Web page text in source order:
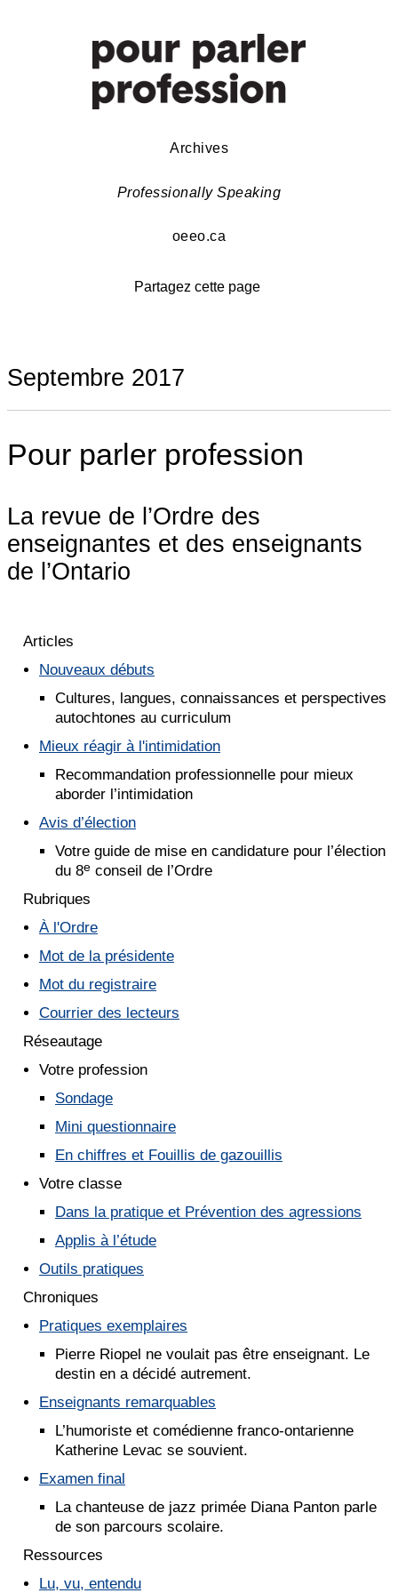
Archives
Professionally Speaking
oeeo.ca
Partagez cette page
Septembre 2017
Pour parler profession
La revue de l’Ordre des
enseignantes et des enseignants
de l’Ontario
Articles
Nouveaux débuts
Cultures, langues, connaissances et perspectives
autochtones au curriculum
Mieux réagir à l'intimidation
Recommandation professionnelle pour mieux
aborder l’intimidation
Avis d’élection
Votre guide de mise en candidature pour l’élection
du 8e conseil de l’Ordre
Rubriques
À l'Ordre
Mot de la présidente
Mot du registraire
Courrier des lecteurs
Réseautage
Votre profession
Sondage
Mini questionnaire
En chiffres et Fouillis de gazouillis
Votre classe
Dans la pratique et Prévention des agressions
Applis à l’étude
Outils pratiques
Chroniques
Pratiques exemplaires
Pierre Riopel ne voulait pas être enseignant. Le
destin en a décidé autrement.
Enseignants remarquables
L’humoriste et comédienne franco-ontarienne
Katherine Levac se souvient.
Examen final
La chanteuse de jazz primée Diana Panton parle
de son parcours scolaire.
Ressources
Lu, vu, entendu